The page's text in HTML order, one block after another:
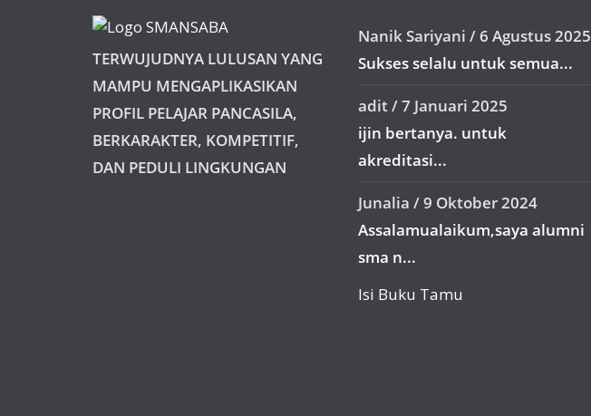
TERWUJUDNYA LULUSAN YANG
MAMPU MENGAPLIKASIKAN
PROFIL PELAJAR PANCASILA,
BERKARAKTER, KOMPETITIF,
DAN PEDULI LINGKUNGAN
Nanik Sariyani /6 Agustus 2025
Sukses selalu untuk semua...
adit/7 Januari 2025
ijin bertanya. untuk
akreditasi...
Junalia /9 Oktober 2024
Assalamualaikum,saya alumni
sma n...
Isi Buku Tamu